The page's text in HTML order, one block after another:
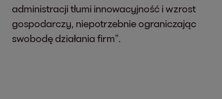
administracji tłumi innowacyjność i wzrost
gospodarczy, niepotrzebnie ograniczając
swobodę działania firm”.